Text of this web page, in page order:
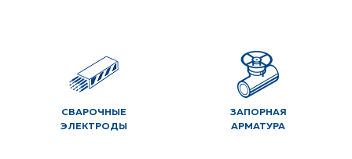
СВАРОЧНЫЕ
ЭЛЕКТРОДЫ
ЗАПОРНАЯ
АРМАТУРА